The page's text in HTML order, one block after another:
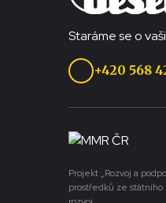
Staráme se o
+420 568
Projekt „Rozvoj a
prostředků ze